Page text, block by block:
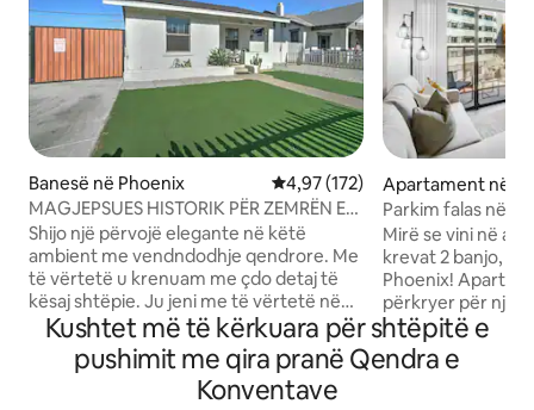
Banesë në Phoenix Vlerësimi mesatar 4,97 nga 5,
4,97 (172)
MAGJEPSUES HISTORIK PËR ZEMRËN E
QYTETIT - 3 minuta ecje
Shijo një përvojë elegante në këtë
ambient me vendndodhje qendrore. Me
të vërtetë u krenuam me çdo detaj të
kësaj shtëpie. Ju jeni me të vërtetë në
zemër të qytetit dhe mund të ecni në të
gjitha restorantet/baret. Nuk është e
nevojshme aspak automjeti! 7 minuta
më këmbë në Qendrën e Konventave,
Apartament në
Parkim falas në
ZEMËR të DTPHX
Mirë se vini në
krevat 2 banjo,
Phoenix! Apartamenti ynë është i
përkryer për një
dhe çiftesh që
qytetin e gjallë.
elegante të
Kushtet më të kërkuara për shtëpitë e
pushimit me qira pranë Qendra e
Konventave